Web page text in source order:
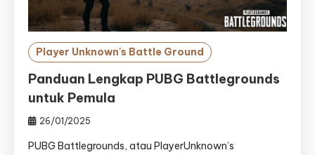
Player Unknown's Battle Ground
Panduan Lengkap PUBG Battlegrounds
untuk Pemula
26/01/2025
PUBG Battlegrounds, atau PlayerUnknown’s